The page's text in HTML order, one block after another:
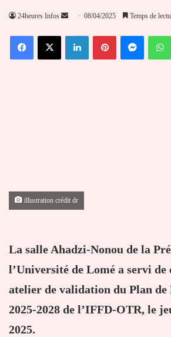
24heures Infos
Envoyer
courriel
08/04/2025 Temps de
FacebookX LinkedinPinterest
illustration crédit dr
La salle Ahadzi-Nonou de la
l’Université de Lomé a servi de
atelier de validation du Plan de
2025-2028 de l’IFFD-OTR, le
2025.